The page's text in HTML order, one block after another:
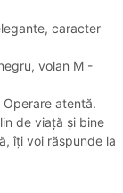
caracter
volan M -
atentă.
de viață și bine
îți voi răspunde la